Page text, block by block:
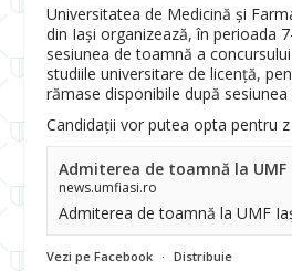
Universitatea de Medicină și
din Iași organizează, în perioada
sesiunea de toamnă a
studiile universitare de licență,
rămase disponibile după sesiunea
Candidații vor putea opta pentru z
Admiterea de toamnă la UMF
news.umfiasi.ro
Admiterea de toamnă la UMF
Vezi pe Facebook · Distribuie